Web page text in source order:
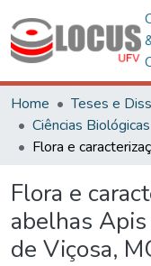
Home
Teses e
Flora e
abelhas
de Viçosa,